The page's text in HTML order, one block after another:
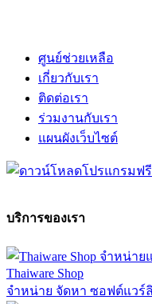
ศูนย์ช่วยเหลือ
เกี่ยวกับเรา
ติดต่อเรา
ร่วมงานกับเรา
แผนผังเว็บไซต์
บริการของเรา
Thaiware Shop
จำหน่าย จัดหา ซอฟต์แวร์